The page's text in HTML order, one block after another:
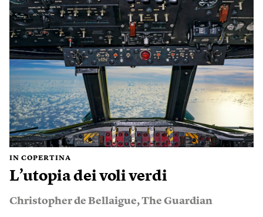
IN COPERTINA
L’utopia dei voli verdi
Christopher de Bellaigue,The Guardian